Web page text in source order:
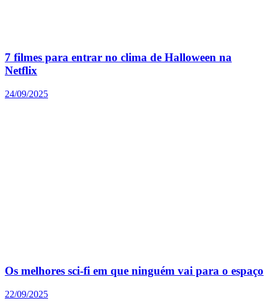
7 filmes para entrar no clima de Halloween na
Netflix
24/09/2025
Os melhores sci-fi em que ninguém vai para o espaço
22/09/2025